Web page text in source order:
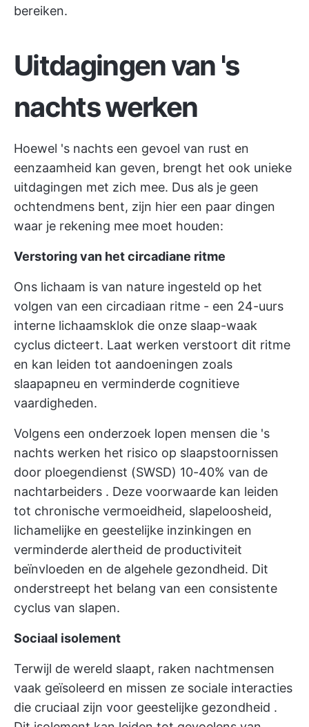
bereiken.
Uitdagingen van 's
nachts werken
Hoewel 's nachts een gevoel van rust en
eenzaamheid kan geven, brengt het ook unieke
uitdagingen met zich mee. Dus als je geen
ochtendmens bent, zijn hier een paar dingen
waar je rekening mee moet houden:
Verstoring van het circadiane ritme
Ons lichaam is van nature ingesteld op het
volgen van een circadiaan ritme - een 24-uurs
interne lichaamsklok die onze slaap-waak
cyclus dicteert. Laat werken verstoort dit ritme
en kan leiden tot aandoeningen zoals
slaapapneu en verminderde cognitieve
vaardigheden.
Volgens een onderzoek lopen mensen die 's
nachts werken het risico op slaapstoornissen
door ploegendienst (SWSD) 10-40% van de
nachtarbeiders . Deze voorwaarde kan leiden
tot chronische vermoeidheid, slapeloosheid,
lichamelijke en geestelijke inzinkingen en
verminderde alertheid de productiviteit
beïnvloeden en de algehele gezondheid. Dit
onderstreept het belang van een consistente
cyclus van slapen.
Sociaal isolement
Terwijl de wereld slaapt, raken nachtmensen
vaak geïsoleerd en missen ze sociale interacties
die cruciaal zijn voor geestelijke gezondheid .